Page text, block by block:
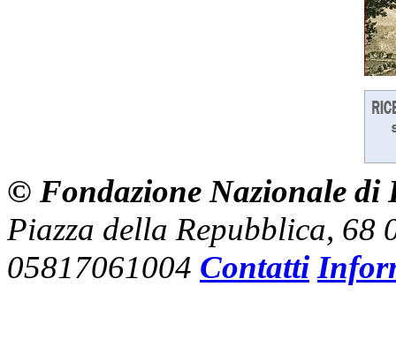
© Fondazione Nazionale di
Piazza della Repubblica, 68
05817061004 Contatti